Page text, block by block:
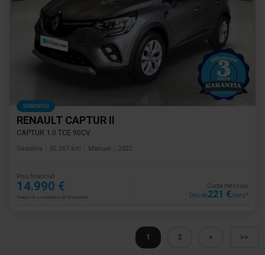
SEMINOU
RENAULT CAPTUR II
CAPTUR 1.0 TCE 90CV
Gasolina 52.367 km Manual 2022
Preu financiat
14.990 €
*subjecte a condicions de financiació
Cuota mensual
Des de221 €/mes*
1 2 > >>